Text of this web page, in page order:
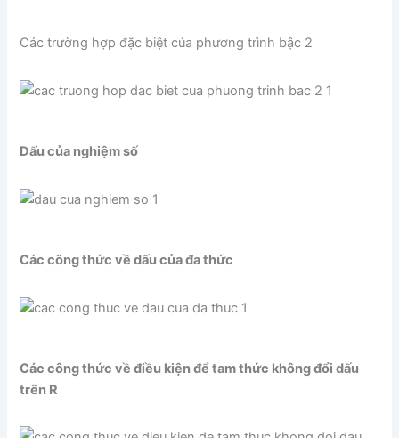
Các trường hợp đặc biệt của phương trình bậc 2
Dấu của nghiệm số
Các công thức về dấu của đa thức
Các công thức về điều kiện để tam thức không đổi dấu
trên R